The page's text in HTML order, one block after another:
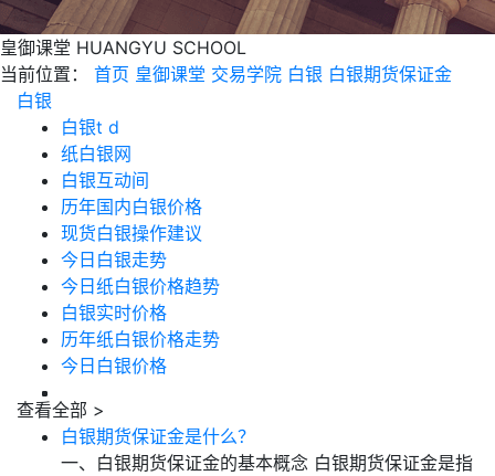
皇御课堂 HUANGYU SCHOOL
当前位置：
首页 皇御课堂 交易学院 白银 白银期货保证金
白银
白银t d
纸白银网
白银互动间
历年国内白银价格
现货白银操作建议
今日白银走势
今日纸白银价格趋势
白银实时价格
历年纸白银价格走势
今日白银价格
查看全部 >
白银期货保证金是什么？
一、白银期货保证金的基本概念 白银期货保证金是指